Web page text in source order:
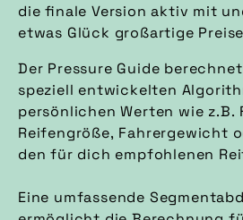
die finale Version aktiv mit
etwas Glück großartige
Der Pressure Guide
speziell entwickelten
persönlichen Werten wie z.B.
Reifengröße, Fahrergewicht
den für dich empfohlenen
Eine umfassende